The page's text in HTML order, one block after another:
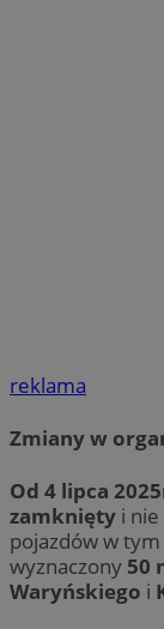
reklama
Zmiany w
Od 4 lipca
zamknięty i
pojazdów w
wyznaczony 50
Waryńskiego i